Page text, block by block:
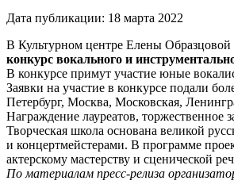
Дата публикации: 18 марта 2022
В Культурном центре Елены Образцовой
конкурс вокального и
В конкурсе примут участие юные
Заявки на участие в конкурсе подали
Петербург, Москва, Московская,
Награждение лауреатов, торжественное
Творческая школа основана великой
и концертмейстерами. В программе
актерскому мастерству и сценической
По материалам пресс-релиза